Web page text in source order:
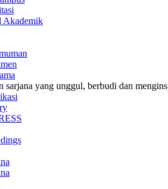
Akademik
sarjana yang unggul, berbudi dan